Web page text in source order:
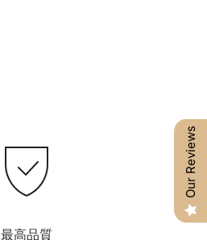
最高品質
Our Reviews